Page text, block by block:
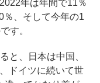
年は年間で11％
％、そして今年の1
す。
と、日本は中国、
ドイツに続いて世